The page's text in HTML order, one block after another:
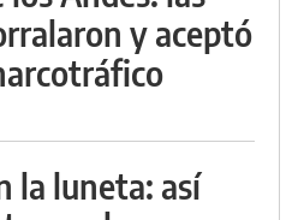
y aceptó
la luneta: así